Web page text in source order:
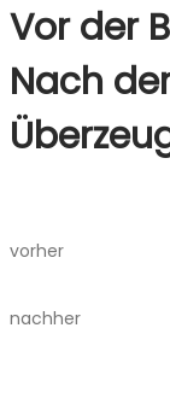
Vor der
Nach
vorher
nachher